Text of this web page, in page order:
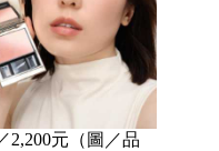
2,200元（圖／品